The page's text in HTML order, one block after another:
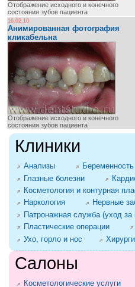
Отображение исходного и конечного
состояния зубов пациента
16.02.10
Анимированная фотография
кликабельна
Отображение исходного и конечного
состояния зубов пациента
Клиники
Анализы
Глазные болезни
Косметология и контурная
Наркология
Нервные
Патронажная служба (уход
Пластические операции
Ухо, горло и нос
Салоны
Косметологические услуги